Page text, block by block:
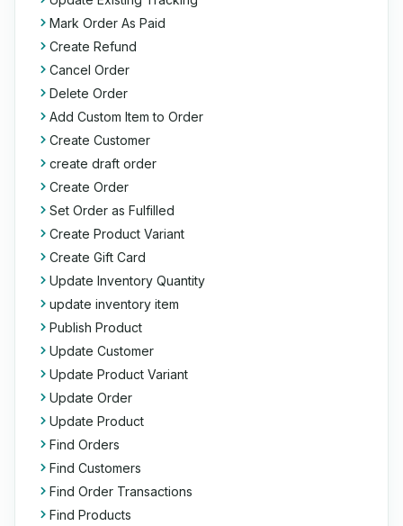
Mark Order As Paid
Create Refund
Cancel Order
Delete Order
Add Custom Item to Order
Create Customer
create draft order
Create Order
Set Order as Fulfilled
Create Product Variant
Create Gift Card
Update Inventory Quantity
update inventory item
Publish Product
Update Customer
Update Product Variant
Update Order
Update Product
Find Orders
Find Customers
Find Order Transactions
Find Products